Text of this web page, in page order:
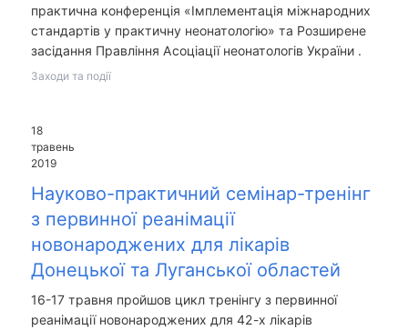
практична конференція «Імплементація міжнародних
стандартів у практичну неонатологію» та Розширене
засідання Правління Асоціації неонатологів України .
Заходи та події
18
травень
2019
Науково-практичний семінар-тренінг
з первинної реанімації
новонароджених для лікарів
Донецької та Луганської областей
16-17 травня пройшов цикл тренінгу з первинної
реанімації новонароджених для 42-х лікарів